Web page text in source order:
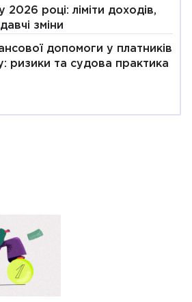
2026 році: ліміти доходів,
зміни
допомоги у платників
ризики та судова практика